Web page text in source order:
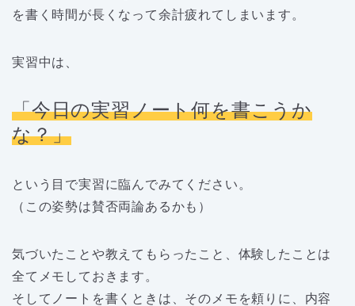
を書く時間が長くなって余計疲れてしまいます。
実習中は、
「今日の実習ノート何を書こうか
な？」
という目で実習に臨んでみてください。
（この姿勢は賛否両論あるかも）
気づいたことや教えてもらったこと、体験したことは
全てメモしておきます。
そしてノートを書くときは、そのメモを頼りに、内容